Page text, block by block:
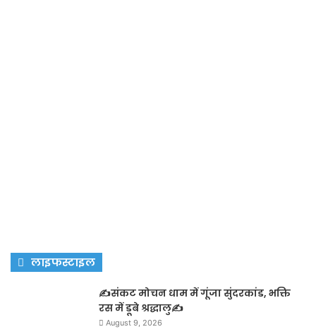
लाइफस्टाइल
✍️संकट मोचन धाम में गूंजा सुंदरकांड, भक्ति
रस में डूबे श्रद्धालु✍️
August 9, 2026